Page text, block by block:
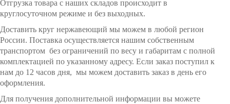
Отгрузка товара с наших складов происходит в
круглосуточном режиме и без выходных.
Доставить круг нержавеющий мы можем в любой регион
России. Поставка осуществляется нашим собственным
транспортом без ограничений по весу и габаритам с полной
комплектацией по указанному адресу. Если заказ поступил к
нам до 12 часов дня, мы можем доставить заказ в день его
оформления.
Для получения дополнительной информации вы можете